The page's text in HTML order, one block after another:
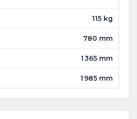
115 kg
780 mm
1 365 mm
1 985 mm